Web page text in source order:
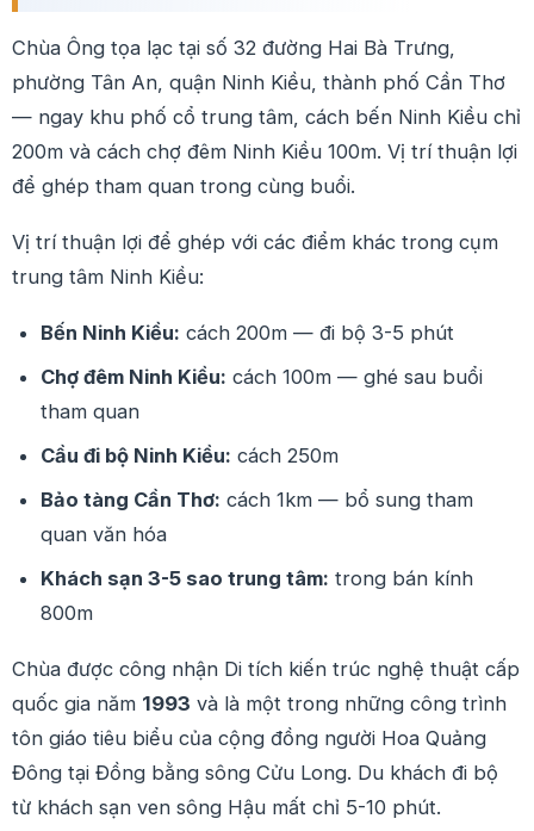
Chùa Ông tọa lạc tại số 32 đường Hai Bà Trưng,
phường Tân An, quận Ninh Kiều, thành phố Cần Thơ
— ngay khu phố cổ trung tâm, cách bến Ninh Kiều chỉ
200m và cách chợ đêm Ninh Kiều 100m. Vị trí thuận lợi
để ghép tham quan trong cùng buổi.
Vị trí thuận lợi để ghép với các điểm khác trong cụm
trung tâm Ninh Kiều:
Bến Ninh Kiều: cách 200m — đi bộ 3-5 phút
Chợ đêm Ninh Kiều: cách 100m — ghé sau buổi
tham quan
Cầu đi bộ Ninh Kiều: cách 250m
Bảo tàng Cần Thơ: cách 1km — bổ sung tham
quan văn hóa
Khách sạn 3-5 sao trung tâm: trong bán kính
800m
Chùa được công nhận Di tích kiến trúc nghệ thuật cấp
quốc gia năm 1993 và là một trong những công trình
tôn giáo tiêu biểu của cộng đồng người Hoa Quảng
Đông tại Đồng bằng sông Cửu Long. Du khách đi bộ
từ khách sạn ven sông Hậu mất chỉ 5-10 phút.